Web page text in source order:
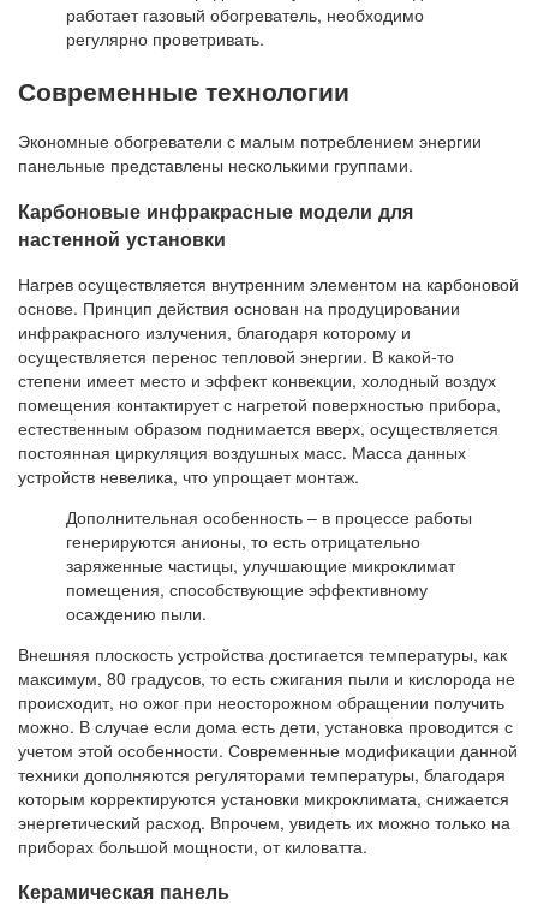
работает газовый обогреватель, необходимо
регулярно проветривать.
Современные технологии
Экономные обогреватели с малым потреблением энергии
панельные представлены несколькими группами.
Карбоновые инфракрасные модели для
настенной установки
Нагрев осуществляется внутренним элементом на карбоновой
основе. Принцип действия основан на продуцировании
инфракрасного излучения, благодаря которому и
осуществляется перенос тепловой энергии. В какой-то
степени имеет место и эффект конвекции, холодный воздух
помещения контактирует с нагретой поверхностью прибора,
естественным образом поднимается вверх, осуществляется
постоянная циркуляция воздушных масс. Масса данных
устройств невелика, что упрощает монтаж.
Дополнительная особенность – в процессе работы
генерируются анионы, то есть отрицательно
заряженные частицы, улучшающие микроклимат
помещения, способствующие эффективному
осаждению пыли.
Внешняя плоскость устройства достигается температуры, как
максимум, 80 градусов, то есть сжигания пыли и кислорода не
происходит, но ожог при неосторожном обращении получить
можно. В случае если дома есть дети, установка проводится с
учетом этой особенности. Современные модификации данной
техники дополняются регуляторами температуры, благодаря
которым корректируются установки микроклимата, снижается
энергетический расход. Впрочем, увидеть их можно только на
приборах большой мощности, от киловатта.
Керамическая панель